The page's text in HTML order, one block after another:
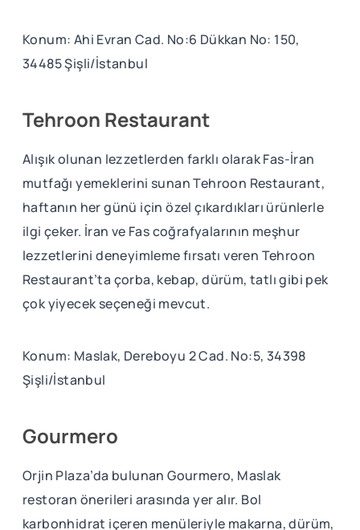
Konum: Ahi Evran Cad. No:6 Dükkan No: 150,
34485 Şişli/İstanbul
Tehroon Restaurant
Alışık olunan lezzetlerden farklı olarak Fas-İran
mutfağı yemeklerini sunan Tehroon Restaurant,
haftanın her günü için özel çıkardıkları ürünlerle
ilgi çeker. İran ve Fas coğrafyalarının meşhur
lezzetlerini deneyimleme fırsatı veren Tehroon
Restaurant’ta çorba, kebap, dürüm, tatlı gibi pek
çok yiyecek seçeneği mevcut.
Konum: Maslak, Dereboyu 2 Cad. No:5, 34398
Şişli/İstanbul
Gourmero
Orjin Plaza’da bulunan Gourmero, Maslak
restoran önerileri arasında yer alır. Bol
karbonhidrat içeren menüleriyle makarna, dürüm,